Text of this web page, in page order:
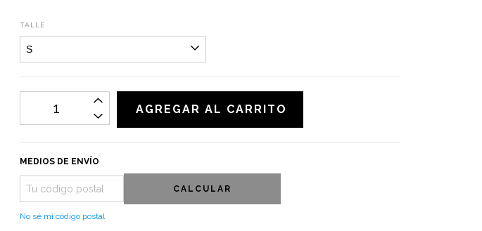
TALLE
MEDIOS DE ENVÍO
CALCULAR
No sé mi código postal